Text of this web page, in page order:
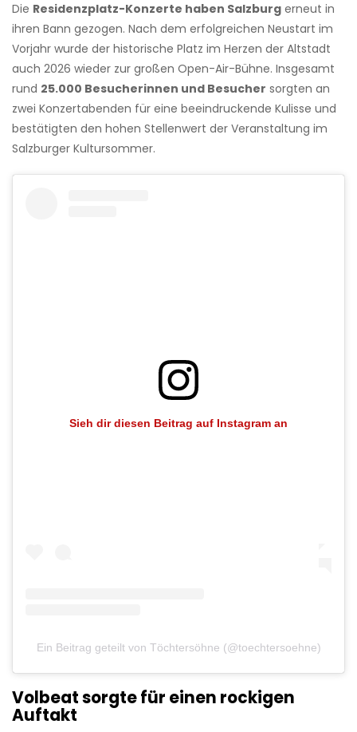
Die Residenzplatz-Konzerte haben Salzburg erneut in
ihren Bann gezogen. Nach dem erfolgreichen Neustart im
Vorjahr wurde der historische Platz im Herzen der Altstadt
auch 2026 wieder zur großen Open-Air-Bühne. Insgesamt
rund 25.000 Besucherinnen und Besucher sorgten an
zwei Konzertabenden für eine beeindruckende Kulisse und
bestätigten den hohen Stellenwert der Veranstaltung im
Salzburger Kultursommer.
Sieh dir diesen Beitrag auf Instagram an
Ein Beitrag geteilt von Töchtersöhne (@toechtersoehne)
Volbeat sorgte für einen rockigen
Auftakt